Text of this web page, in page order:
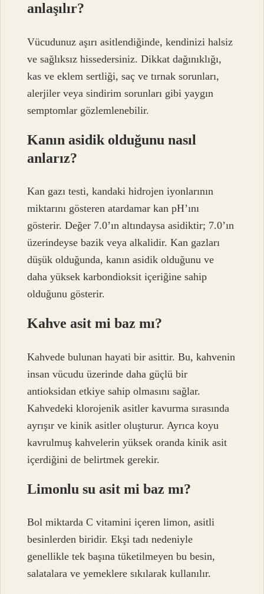
anlaşılır?
Vücudunuz aşırı asitlendiğinde, kendinizi halsiz
ve sağlıksız hissedersiniz. Dikkat dağınıklığı,
kas ve eklem sertliği, saç ve tırnak sorunları,
alerjiler veya sindirim sorunları gibi yaygın
semptomlar gözlemlenebilir.
Kanın asidik olduğunu nasıl
anlarız?
Kan gazı testi, kandaki hidrojen iyonlarının
miktarını gösteren atardamar kan pH’ını
gösterir. Değer 7.0’ın altındaysa asidiktir; 7.0’ın
üzerindeyse bazik veya alkalidir. Kan gazları
düşük olduğunda, kanın asidik olduğunu ve
daha yüksek karbondioksit içeriğine sahip
olduğunu gösterir.
Kahve asit mi baz mı?
Kahvede bulunan hayati bir asittir. Bu, kahvenin
insan vücudu üzerinde daha güçlü bir
antioksidan etkiye sahip olmasını sağlar.
Kahvedeki klorojenik asitler kavurma sırasında
ayrışır ve kinik asitler oluşturur. Ayrıca koyu
kavrulmuş kahvelerin yüksek oranda kinik asit
içerdiğini de belirtmek gerekir.
Limonlu su asit mi baz mı?
Bol miktarda C vitamini içeren limon, asitli
besinlerden biridir. Ekşi tadı nedeniyle
genellikle tek başına tüketilmeyen bu besin,
salatalara ve yemeklere sıkılarak kullanılır.